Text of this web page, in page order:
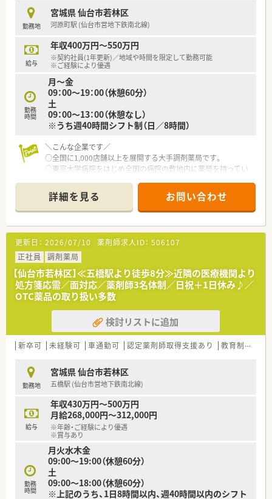
■開局時間は18時までとなっており、正社員であっても残業がほ
とんど発生しないため、プライベートを充実させることが可能で
す。
■土日も営業しているためシフト制での勤務となりますが、1日
通しでの休みが取得しやすく、オンオフの切り替えが容易です。
■在宅業務においてはお薬の配送時に自家用車を使用する可能
性があるため、柔軟に動けるフットワークの軽さが求められま
す。
【求人情報について】
■想定年収は450万円から600万円と幅広く、これまでの経験や
スキルを正当に考慮した上で最終的な給与額が決定されます。
方の相談も可能となっており、幅広い年齢層を受け入れていま
す。
■住宅手当や管理薬剤師手当などの各種手当が充実しているほ
か、昇給制度も年1回設けられており安定した待遇が期待できま
す。
勤務地
宮城県 仙台市若林区
河原町駅 (仙台市営地下鉄南北線)
給与
年収400万円～550万円
※契約社員(1年更新)／地域や時間を限定して勤務可能
※ご経験により優遇
勤務
時間
月～金
09：00～19：00（休憩60分）
土
09：00～13：00（休憩なし）
※うち週40時間シフト制（日／8時間）
＼こんな企業です／
○全国に1,000店舗以上を展開する大手調剤薬局です。
○東京大学病院をはじめ全国の病院の敷地内に薬局を持ってい
病診薬連携を強化することで、地域にお住いの患者様に高度な医
療の提供を実現しています。
○全店「同一の機械・システム」を採用しており、且つ処方箋の応
需内容が多岐にわたる（敷地内・病院門前・医療モール・CL門前）
ので、スキルUPしたい方にはお勧めもです。
○長期就業＆自己研讃を続ける事で給与があがる仕組みになっ
ており、将来的に高年収も狙う事が出来ます。
○インターネットを使って処方薬の飲み方を遠隔指導する「オン
ライン服薬指導」、今後も病院の「敷地内薬局」の推進、女性客の
取り込みを狙う店舗でデザインの一新。
M&Aによる店舗拡大と業界のリーディングカンパニーとして成
長を続けています。
○どの店舗も、最新システムが整っています！
＼福利厚生／
年間休日120日以上、「連続休暇制度（年に1回、最大9連休を取得
できる制度）」等
プライベートも充実出来る様にワークライフバランスを後押し
してくれる制度が充実しています。
〇社員割引制度、財形貯蓄制度、スポーツジム優待等が受けられ
る他、提携の保養施設は全国に40ヵ所あります。
〇産休・育休・時短勤務者2,097人以上等、どれも業界トップクラ
スの実績!
産休、育休取得はもちろんのこと、育児短時間勤務制度を実施
育児休業より復帰後、1日最大2時間短縮して勤務できる制度で
す。
法律では3歳までですが、同社では小学校就学時までの期間利用
可能♪
詳細を見る お問い合わせ
更新日： 2026/07/10 薬剤師求人ID： 506107
正社員
調剤薬局
【仙台市若林区】≪五橋駅より徒歩8分≫近隣の医療機関より
処方箋応需／面対応／薬剤師3名体制／日祝＋1日休み♪／
OTC薬品の取り扱い多数
検討リストに追加
新卒可 未経験可 車通勤可 認定薬剤師取得支援あり 教育制度あり
勤務地
宮城県 仙台市若林区
五橋駅 (仙台市営地下鉄南北線)
給与
年収430万円～500万円
月給268,000円～312,000円
※年齢・ご経験により優遇
※賞与あり
勤務
時間
月火水木金
09:00～19:00（休憩60分）
土
09:00～18:00（休憩60分）
※上記のうち、1日8時間以内、週40時間以内のシフト